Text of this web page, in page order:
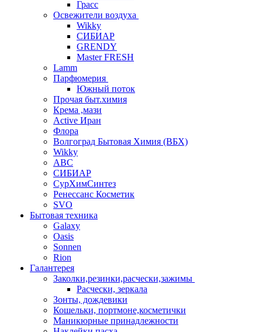
Грасс
Освежители воздуха
Wikky
СИБИАР
GRENDY
Master FRESH
Lamm
Парфюмерия
Южный поток
Прочая быт.химия
Крема ,мази
Аctive Иран
Флора
Волгоград Бытовая Химия (ВБХ)
Wikky
АВС
СИБИАР
СурХимСинтез
Ренессанс Косметик
SVO
Бытовая техника
Galaxy
Oasis
Sonnen
Rion
Галантерея
Заколки,резинки,расчески,зажимы
Расчески, зеркала
Зонты, дождевики
Кошельки, портмоне,косметички
Маникюрные принадлежности